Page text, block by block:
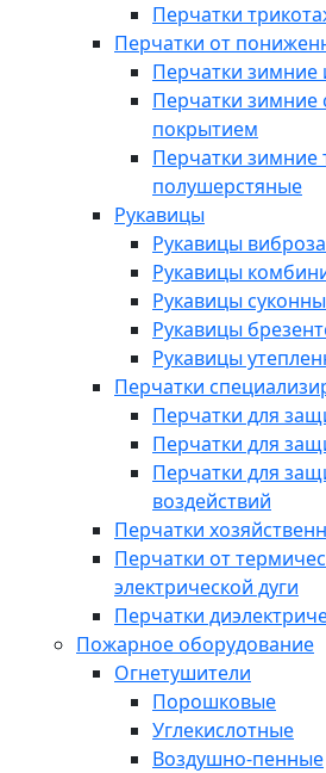
Перчатки
Перчатки от
Перчатки зимние
Перчатки
покрытием
Перчатки зимние
полушерстяные
Рукавицы
Рукавицы
Рукавицы
Рукавицы
Рукавицы
Рукавицы
Перчатки
Перчатки для
Перчатки для
Перчатки для
воздействий
Перчатки
Перчатки от
электрической дуги
Перчатки
Пожарное оборудование
Огнетушители
Порошковые
Углекислотные
Воздушно-пенные